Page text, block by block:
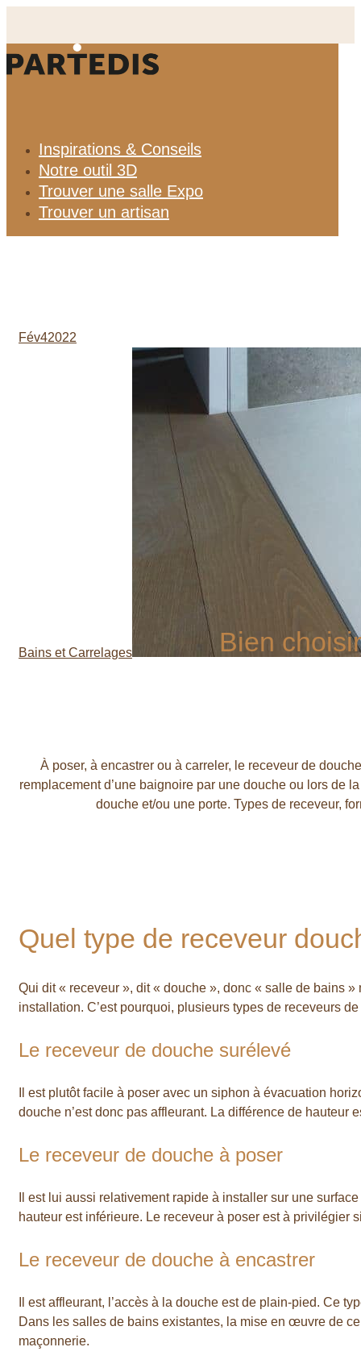
contenu
Inspirations & Conseils
Notre outil 3D
Trouver une salle Expo
Trouver un artisan
Fév42022
Bains et Carrelages Bien
À poser, à encastrer ou à carreler, le receveur de
remplacement d’une baignoire par une douche ou lors de
douche et/ou une porte. Types de receveur,
Quel type de receveur
Qui dit « receveur », dit « douche », donc « salle de bains
installation. C’est pourquoi, plusieurs types de receveurs
Le receveur de douche surélevé
Il est plutôt facile à poser avec un siphon à évacuation
douche n’est donc pas affleurant. La différence de hauteur
Le receveur de douche à poser
Il est lui aussi relativement rapide à installer sur une
hauteur est inférieure. Le receveur à poser est à privilégier
Le receveur de douche à encastrer
Il est affleurant, l’accès à la douche est de plain-pied. Ce
Dans les salles de bains existantes, la mise en œuvre de
maçonnerie.